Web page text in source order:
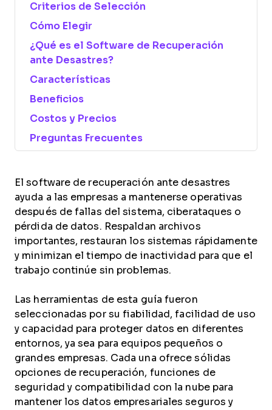
Criterios de Selección
Cómo Elegir
¿Qué es el Software de Recuperación
ante Desastres?
Características
Beneficios
Costos y Precios
Preguntas Frecuentes
El software de recuperación ante desastres
ayuda a las empresas a mantenerse operativas
después de fallas del sistema, ciberataques o
pérdida de datos. Respaldan archivos
importantes, restauran los sistemas rápidamente
y minimizan el tiempo de inactividad para que el
trabajo continúe sin problemas.
Las herramientas de esta guía fueron
seleccionadas por su fiabilidad, facilidad de uso
y capacidad para proteger datos en diferentes
entornos, ya sea para equipos pequeños o
grandes empresas. Cada una ofrece sólidas
opciones de recuperación, funciones de
seguridad y compatibilidad con la nube para
mantener los datos empresariales seguros y